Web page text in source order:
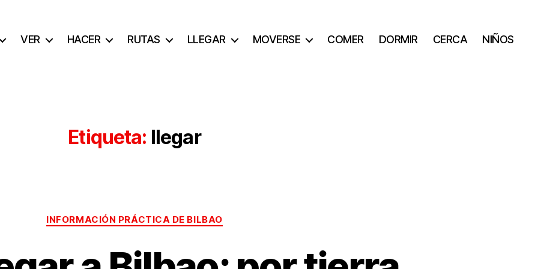
VER HACER RUTAS LLEGAR MOVERSE COMER DORMIR CERCA NIÑOS
Etiqueta: llegar
Categorías
INFORMACIÓN PRÁCTICA DE BILBAO